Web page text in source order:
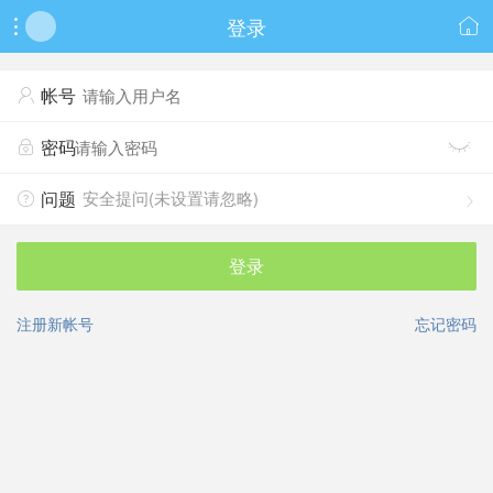
 登录 
 帐号
 密码 
 问题 
安全提问(未设置请忽略)
登录
忘记密码
注册新帐号